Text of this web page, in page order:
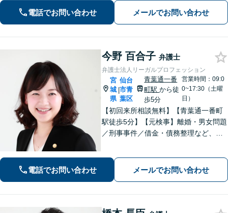
軽にご相談下さい。
電話でお問い合わせ メールでお問い合わせ
今野 百合子 弁護士
弁護士法人リーガルプロフェッション
宮
城
県
|
仙台
市青
葉区
青葉通一番
町駅から徒
歩5分
営業時間：09:0
0~17:30（土曜
日）
【初回来所相談無料】【青葉通一番町
駅徒歩5分】【元検事】離婚・男女問題
／刑事事件／借金・債務整理など、あ
い、最善の解決策へと導くことを最も
重視しています。お困りの方はご相談
電話でお問い合わせ メールでお問い合わせ